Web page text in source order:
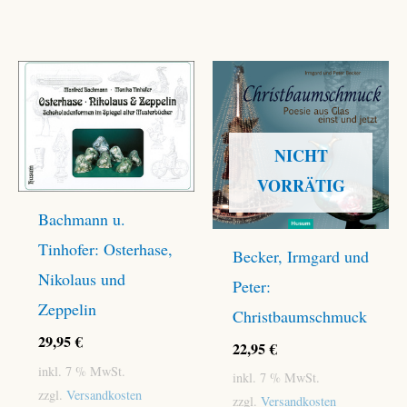
Bachmann u.
Tinhofer: Osterhase,
Nikolaus und
Zeppelin
29,95€
inkl. 7 % MwSt.
zzgl. Versandkosten
NICHT
VORRÄTIG
Becker, Irmgard und
Peter:
Christbaumschmuck
22,95€
inkl. 7 % MwSt.
zzgl. Versandkosten